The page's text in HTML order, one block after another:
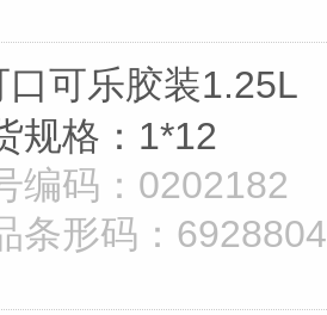
口可乐胶装1.25L
规格：1*12
编码：0202182
条形码：